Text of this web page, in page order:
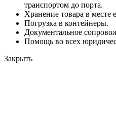
транспортом до порта.
Хранение товара в
Погрузка в контейнеры.
Документальное
Помощь во всех
Закрыть